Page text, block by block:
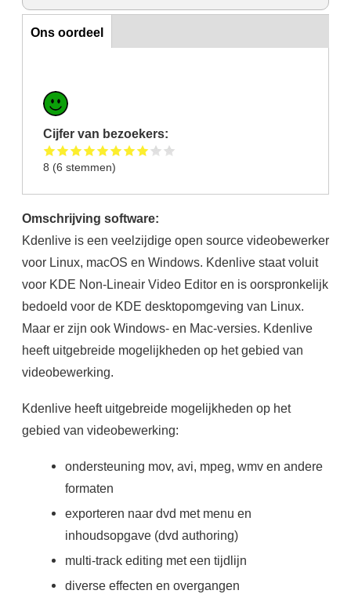
Ons oordeel
Ons oordeel
Cijfer van bezoekers:
8 (6 stemmen)
Omschrijving software:
Kdenlive is een veelzijdige open source videobewerker
voor Linux, macOS en Windows. Kdenlive staat voluit
voor KDE Non-Lineair Video Editor en is oorspronkelijk
bedoeld voor de KDE desktopomgeving van Linux.
Maar er zijn ook Windows- en Mac-versies. Kdenlive
heeft uitgebreide mogelijkheden op het gebied van
videobewerking.
Kdenlive heeft uitgebreide mogelijkheden op het
gebied van videobewerking:
ondersteuning mov, avi, mpeg, wmv en andere
formaten
exporteren naar dvd met menu en
inhoudsopgave (dvd authoring)
multi-track editing met een tijdlijn
diverse effecten en overgangen